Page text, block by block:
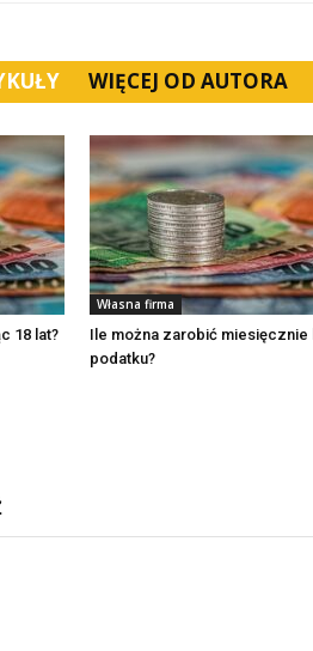
WIĘCEJ OD AUTORA
18 lat?
Własna firma
Ile można zarobić miesięcznie
podatku?